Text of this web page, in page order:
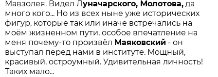
Мавзолея. Видел Луначарского, Молотова, да
много кого... Но из всех ныне уже исторических
фигур, которые так или иначе встречались на
моём жизненном пути, особое впечатление на
меня почему-то произвёл Маяков­ский - он
выступал перед нами в институте. Мощный,
красивый, остроумный. Удивительная личность!
Таких мало...